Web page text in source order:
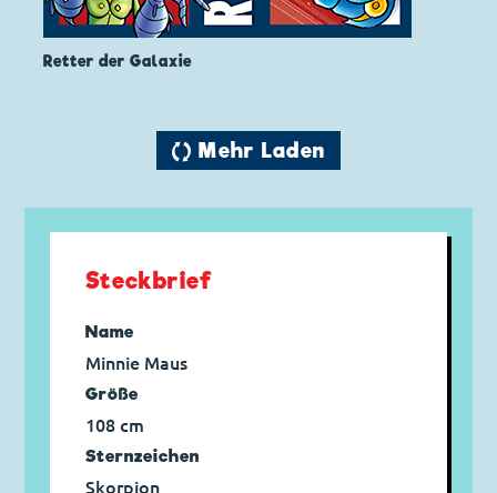
Retter der Galaxie
🔄 Mehr Laden
Steckbrief
Name
Minnie Maus
Größe
108 cm
Sternzeichen
Skorpion